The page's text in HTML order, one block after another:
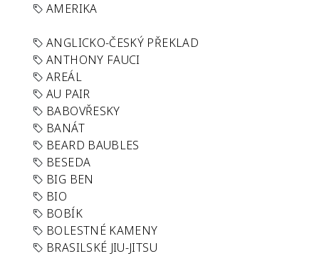
AMERIKA
ANGLICKO-ČESKÝ PŘEKLAD
ANTHONY FAUCI
AREÁL
AU PAIR
BABOVŘESKY
BANÁT
BEARD BAUBLES
BESEDA
BIG BEN
BIO
BOBÍK
BOLESTNÉ KAMENY
BRASILSKÉ JIU-JITSU